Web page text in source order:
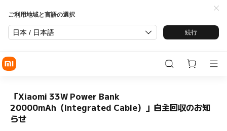
ご利用地域と言語の選択
日本 / 日本語 続行
「Xiaomi 33W Power Bank
20000mAh（Integrated Cable）」自主回収のお知
らせ